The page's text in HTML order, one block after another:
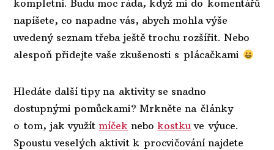
kompletní. Budu moc ráda, když mi do komentářů
napíšete, co napadne vás, abych mohla výše
uvedený seznam třeba ještě trochu rozšířit. Nebo
alespoň přidejte vaše zkušenosti s plácačkami
Hledáte další tipy na aktivity se snadno
dostupnými pomůckami? Mrkněte na články
o tom, jak využít míček nebokostku ve výuce.
Spoustu veselých aktivit k procvičování najdete